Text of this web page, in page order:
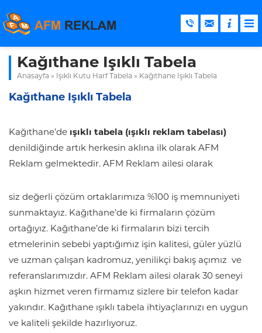
Kağıthane Işıklı Tabela
Anasayfa » Işıklı Kutu Harf Tabela » Kağıthane Işıklı Tabela
Kağıthane Işıklı Tabela
Kağıthane’de ışıklı tabela (ışıklı reklam tabelası)
denildiğinde artık herkesin aklına ilk olarak AFM
Reklam gelmektedir. AFM Reklam ailesi olarak
siz değerli çözüm ortaklarımıza %100 iş memnuniyeti
sunmaktayız. Kağıthane’de ki firmaların çözüm
ortağıyız. Kağıthane’de ki firmaların bizi tercih
etmelerinin sebebi yaptığımız işin kalitesi, güler yüzlü
ve uzman çalışan kadromuz, yenilikçi bakış açımız ve
referanslarımızdır. AFM Reklam ailesi olarak 30 seneyi
aşkın hizmet veren firmamız sizlere bir telefon kadar
yakındır. Kağıthane ışıklı tabela ihtiyaçlarınızı en uygun
ve kaliteli şekilde hazırlıyoruz.